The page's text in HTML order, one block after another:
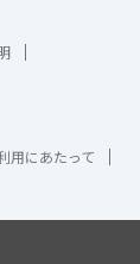
用にあたって